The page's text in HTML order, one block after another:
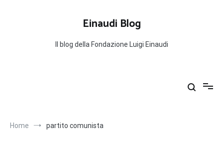
Einaudi Blog
Il blog della Fondazione Luigi Einaudi
Home partito comunista